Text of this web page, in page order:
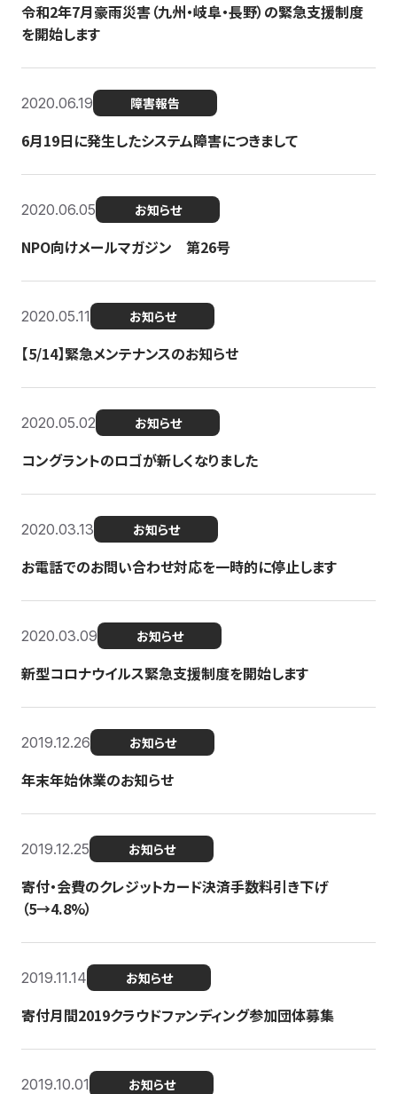
令和2年7月豪雨災害（九州・岐阜・長野）の緊急支援制度
を開始します
2020.06.19 障害報告
6月19日に発生したシステム障害につきまして
2020.06.05 お知らせ
NPO向けメールマガジン 第26号
2020.05.11 お知らせ
【5/14】緊急メンテナンスのお知らせ
2020.05.02 お知らせ
コングラントのロゴが新しくなりました
2020.03.13 お知らせ
お電話でのお問い合わせ対応を一時的に停止します
2020.03.09 お知らせ
新型コロナウイルス緊急支援制度を開始します
2019.12.26 お知らせ
年末年始休業のお知らせ
2019.12.25 お知らせ
寄付・会費のクレジットカード決済手数料引き下げ
（5→4.8%）
2019.11.14 お知らせ
寄付月間2019クラウドファンディング参加団体募集
2019.10.01 お知らせ